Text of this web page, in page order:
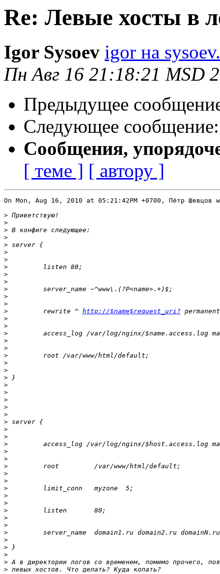
Re: Левые хосты в
Igor Sysoev igor на
Пн Авг 16 21:18:21 MSD
Предыдущее
Следующее
Сообщения,
[ теме ] [ автору ]
On Mon, Aug 16, 2010 at 05:21:42PM +0700, Пётр Шевцов
>
>
>
>
>
>
>
>
>
>
>
>
>
>
         rewrite ^
http://$name$request_uri?
>
>
>
>
>
>
>
>
>
>
>
>
>
>
>
>
>
>
>
>
>
>
>
>
>
>
>
>
>
>
>
>
>
>
>